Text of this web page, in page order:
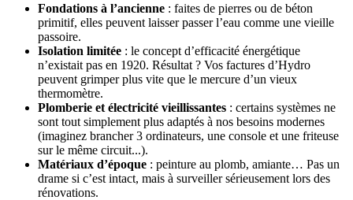
Fondations à l’ancienne : faites de pierres ou de béton
primitif, elles peuvent laisser passer l’eau comme une vieille
passoire.
Isolation limitée : le concept d’efficacité énergétique
n’existait pas en 1920. Résultat ? Vos factures d’Hydro
peuvent grimper plus vite que le mercure d’un vieux
thermomètre.
Plomberie et électricité vieillissantes : certains systèmes ne
sont tout simplement plus adaptés à nos besoins modernes
(imaginez brancher 3 ordinateurs, une console et une friteuse
sur le même circuit...).
Matériaux d’époque : peinture au plomb, amiante… Pas un
drame si c’est intact, mais à surveiller sérieusement lors des
rénovations.